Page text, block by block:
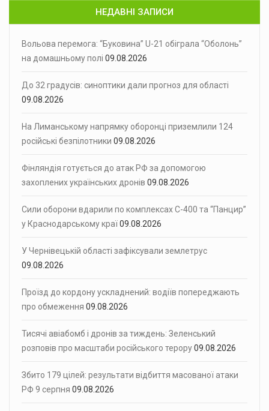
НЕДАВНІ ЗАПИСИ
Вольова перемога: “Буковина” U-21 обіграла “Оболонь”
на домашньому полі 09.08.2026
До 32 градусів: синоптики дали прогноз для області
09.08.2026
На Лиманському напрямку оборонці приземлили 124
російські безпілотники 09.08.2026
Фінляндія готується до атак РФ за допомогою
захоплених українських дронів 09.08.2026
Сили оборони вдарили по комплексах С-400 та “Панцир”
у Краснодарському краї09.08.2026
У Чернівецькій області зафіксували землетрус
09.08.2026
Проїзд до кордону ускладнений: водіїв попереджають
про обмеження 09.08.2026
Тисячі авіабомб і дронів за тиждень: Зеленський
розповів про масштаби російського терору09.08.2026
Збито 179 цілей: результати відбиття масованої атаки
РФ 9 серпня 09.08.2026